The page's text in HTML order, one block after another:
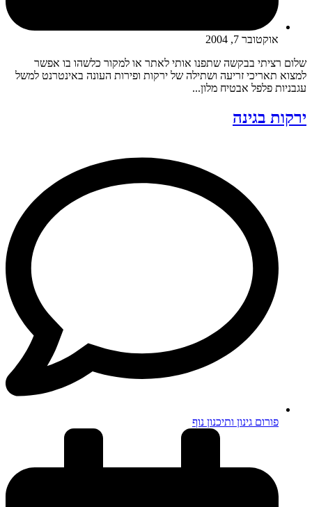
אוקטובר 7, 2004
שלום רציתי בבקשה שתפנו אותי לאתר או למקור כלשהו בו אפשר
למצוא תאריכי זריעה ושתילה של ירקות ופירות העונה באינטרנט למשל
עגבניות פלפל אבטיח מלון...
ירקות בגינה
פורום גינון ותיכנון נוף